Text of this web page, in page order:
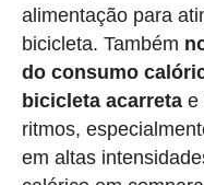
alimentação para
bicicleta. Também
do consumo
bicicleta acarretae
ritmos,
em altas